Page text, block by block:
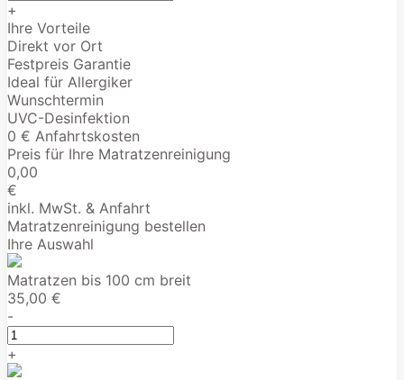
+
Ihre Vorteile
Direkt vor Ort
Festpreis Garantie
Ideal für Allergiker
Wunschtermin
UVC-Desinfektion
0 € Anfahrtskosten
Preis für Ihre Matratzenreinigung
0,00
€
inkl. MwSt. & Anfahrt
Matratzenreinigung bestellen
Ihre Auswahl
Matratzen bis 100 cm breit
35,00 €
-
+